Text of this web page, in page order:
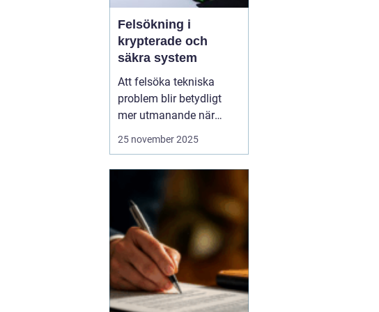
Felsökning i
krypterade och
säkra system
Att felsöka tekniska
problem blir betydligt
mer utmanande när
system är krypterade
vilket innebär att vanliga
felsökningsmetoder inte
alltid...
25 november 2025